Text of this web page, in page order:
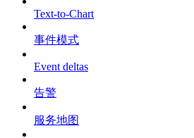
Text-to-Chart
事件模式
Event deltas
告警
服务地图